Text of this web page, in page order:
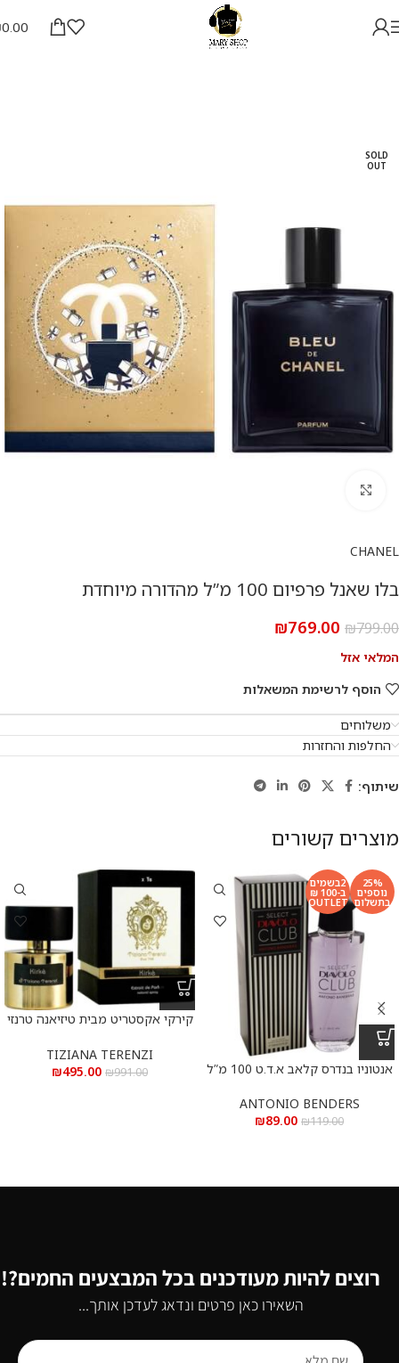
0.00
SOLD
OUT
CHANEL
בלו שאנל פרפיום 100 מ”ל מהדורה מיוחדת
₪799.00
₪769.00
המלאי אזל
הוסף לרשימת המשאלות
משלוחים
החלפות והחזרות
שיתוף:
מוצרים קשורים
25%
נוספים
בתשלום
2בשמים
ב-100 ₪
OUTLET
אנטוניו בנדרס קלאב א.ד.ט 100 מ”ל
ANTONIO BENDERS
₪119.00
₪89.00
קירקי אקסטריט מבית טיזיאנה טרנזי
Parfum 100 ml
TIZIANA TERENZI
₪991.00
₪495.00
רוצים להיות מעודכנים בכל המבצעים החמים?!
השאירו כאן פרטים ונדאג לעדכן אותך...